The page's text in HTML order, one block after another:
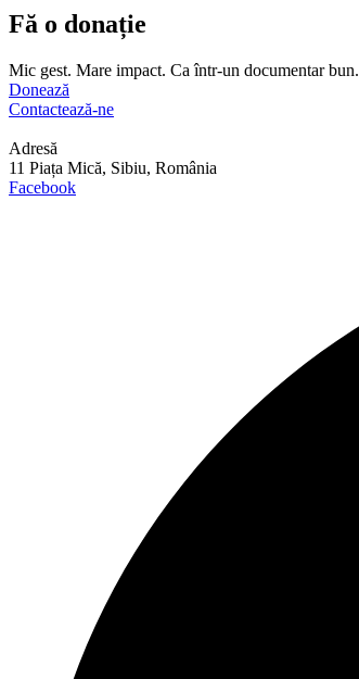
Fă o donație
Mic gest. Mare impact. Ca într-un documentar bun.
Donează
Contactează-ne
Adresă
11 Piața Mică, Sibiu, România
Facebook